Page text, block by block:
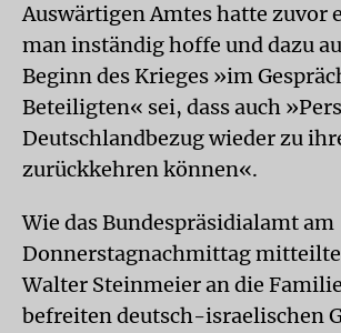
Auswärtigen Amtes hatte zuvor
man inständig hoffe und dazu
Beginn des Krieges »im
Beteiligten« sei, dass auch
Deutschlandbezug wieder zu
zurückkehren können«.
Wie das Bundespräsidialamt am
Donnerstagnachmittag
Walter Steinmeier an die
befreiten deutsch-israelischen